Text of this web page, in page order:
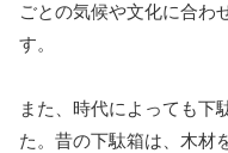
ごとの気候や文化に合わ
す。
また、時代によっても下
た。昔の下駄箱は、木材